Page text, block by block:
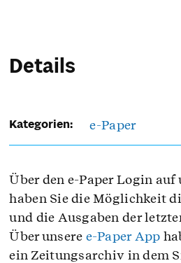
Über den e-Paper Login auf
haben Sie die Möglichkeit
und die Ausgaben der
Über unsere e-Paper App
ein Zeitungsarchiv in dem
Details
Kategorien: e-Paper